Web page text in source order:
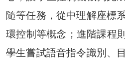
隨等任務，從中理解座標
環控制等概念；進階課程
學生嘗試語音指令識別、